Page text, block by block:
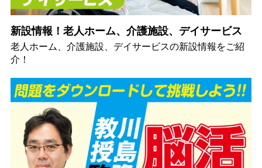
新設情報！老人ホーム、介護施設、デイサービス
老人ホーム、介護施設、デイサービスの新設情報をご紹
介！